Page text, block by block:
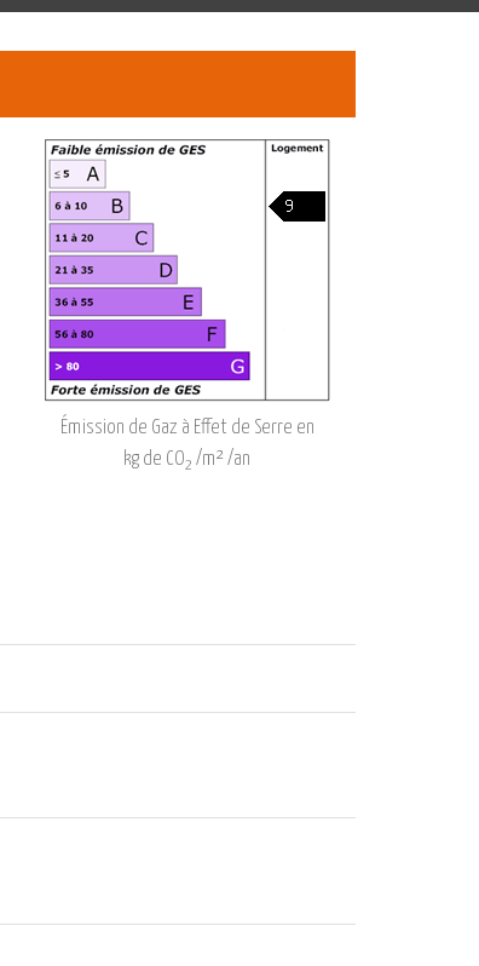
Émission de Gaz à Effet de Serre en
kg de CO2 /m² /an